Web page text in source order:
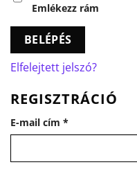
Emlékezz rám
BELÉPÉS
Elfelejtett jelszó?
REGISZTRÁCIÓ
E-mail cím *Kötelező